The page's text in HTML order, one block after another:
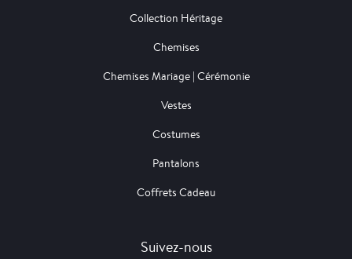
Collection Héritage
Chemises
Chemises Mariage | Cérémonie
Vestes
Costumes
Pantalons
Coffrets Cadeau
Suivez-nous